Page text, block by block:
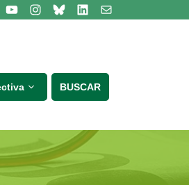
Twitter
Síguenos en Youtube
Síguenos en Instagram
Bluesky
Síguenos en Linkedincontacto
BUSCAR